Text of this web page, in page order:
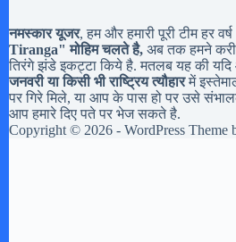
नमस्कार यूजर, हम और हमारी पूरी टीम हर वर्ष
Tiranga" मोहिम चलते है, अब तक हमने
तिरंगे झंडे इकट्टा किये है. मतलब यह की
जनवरी या किसी भी राष्ट्रिय त्यौहारमें
पर गिरे मिले, या आप के पास हो पर उसे
आप हमारे दिए पते पर भेज सकते है.
Copyright © 2026 - WordPress Theme